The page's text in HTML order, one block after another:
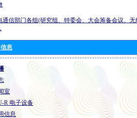
通信部门各组(研究组、特委会、大会筹备会议、
息
室
R 电子设备
信息